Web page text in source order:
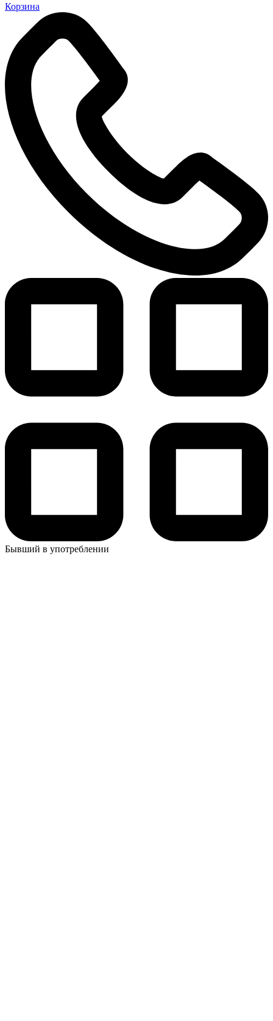
Корзина
Бывший в употреблении